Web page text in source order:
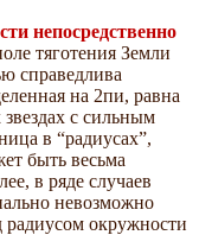
непосредственно
тяготения Земли
справедлива
на 2пи, равна
с сильным
в “радиусах”,
быть весьма
в ряде случаев
невозможно
окружности